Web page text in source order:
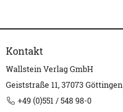
Kontakt
Wallstein Verlag GmbH
Geiststraße 11, 37073 Göttingen
+49 (0)551 / 548 98-0